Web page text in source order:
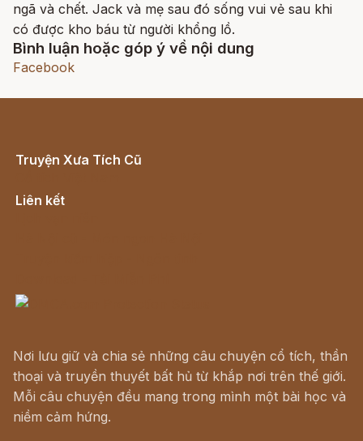
ngã và chết. Jack và mẹ sau đó sống vui vẻ sau khi
có được kho báu từ người khổng lồ.
Bình luận hoặc góp ý về nội dung
Facebook
Truyện Xưa Tích Cũ
Liên kết
Nơi lưu giữ và chia sẻ những câu chuyện cổ tích, thần
thoại và truyền thuyết bất hủ từ khắp nơi trên thế giới.
Mỗi câu chuyện đều mang trong mình một bài học và
niềm cảm hứng.